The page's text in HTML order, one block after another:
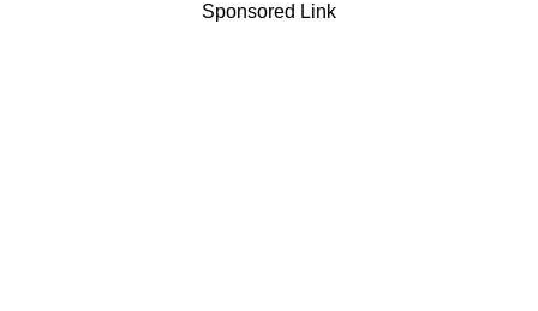
Sponsored Link